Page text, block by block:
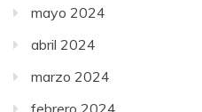
mayo 2024
abril 2024
marzo 2024
febrero 2024